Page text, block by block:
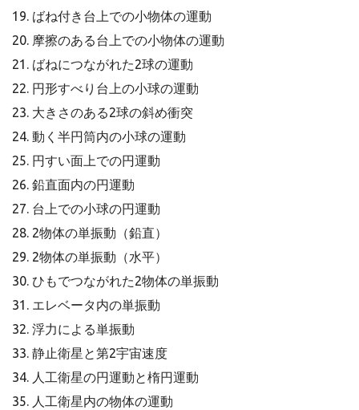
19. ばね付き台上での小物体の運動
20. 摩擦のある台上での小物体の運動
21. ばねにつながれた2球の運動
22. 円形すべり台上の小球の運動
23. 大きさのある2球の斜め衝突
24. 動く半円筒内の小球の運動
25. 円すい面上での円運動
26. 鉛直面内の円運動
27. 台上での小球の円運動
28. 2物体の単振動（鉛直）
29. 2物体の単振動（水平）
30. ひもでつながれた2物体の単振動
31. エレベータ内の単振動
32. 浮力による単振動
33. 静止衛星と第2宇宙速度
34. 人工衛星の円運動と楕円運動
35. 人工衛星内の物体の運動